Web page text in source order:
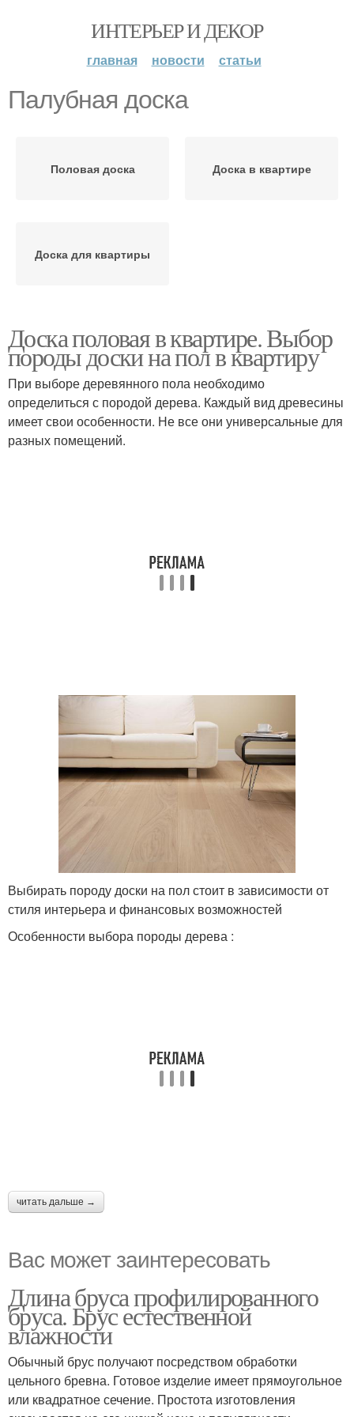
ИНТЕРЬЕР И ДЕКОР
главная новости статьи
Палубная доска
Половая доска Доска в квартире
Доска для квартиры
Доска половая в квартире. Выбор
породы доски на пол в квартиру
При выборе деревянного пола необходимо
определиться с породой дерева. Каждый вид древесины
имеет свои особенности. Не все они универсальные для
разных помещений.
Выбирать породу доски на пол стоит в зависимости от
стиля интерьера и финансовых возможностей
Особенности выбора породы дерева :
читать дальше →
Вас может заинтересовать
Длина бруса профилированного
бруса. Брус естественной
влажности
Обычный брус получают посредством обработки
цельного бревна. Готовое изделие имеет прямоугольное
или квадратное сечение. Простота изготовления